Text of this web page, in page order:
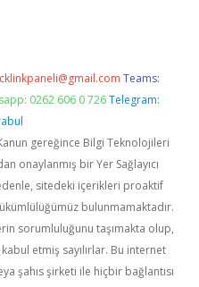
Teams:
0262 606 0 726 Telegram:
gereğince Bilgi Teknolojileri
onaylanmış bir Yer Sağlayıcı
sitedeki içerikleri proaktif
bulunmamaktadır.
sorumluluğunu taşımakta olup,
etmiş sayılırlar. Bu internet
şahıs şirketi ile hiçbir bağlantısı